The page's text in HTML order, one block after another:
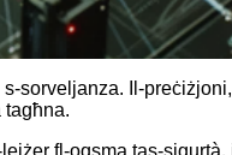
sorveljanza. Il-
tagħna.
fl-oqsma tas-